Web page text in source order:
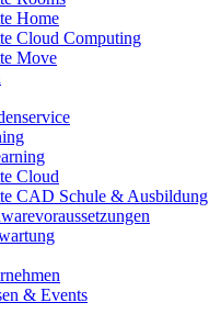
Home
Cloud Computing
Move
Cloud
CAD Schule & Ausbildung
& Events